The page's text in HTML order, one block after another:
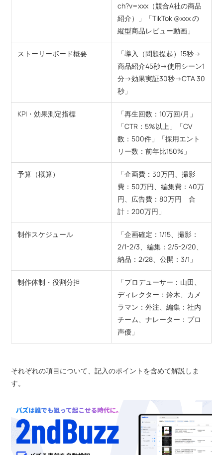
ch?v=xxx（競合A社の商品
紹介）」「TikTok @xxx の
縦型商品レビュー動画」
ストーリーボード概要
「導入（問題提起）15秒→
商品紹介45秒→使用シーン1
分→効果実証30秒→CTA 30
秒」
KPI・効果測定指標
「再生回数：10万回/月」
「CTR：5%以上」「CV
数：500件」「採用エント
リー数：前年比150%」
予算（概算）
「企画費：30万円、撮影
費：50万円、編集費：40万
円、広告費：80万円 合
計：200万円」
制作スケジュール
「企画確定：1/15、撮影：
2/1-2/3、編集：2/5-2/20、
納品：2/28、公開：3/1」
制作体制・役割分担
「プロデューサー：山田、
ディレクター：鈴木、カメ
ラマン：外注、編集：社内
チーム、ナレーター：プロ
声優」
それぞれの項目について、記入のポイントを含めて解説しま
す。